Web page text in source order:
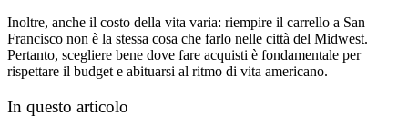
Inoltre, anche il costo della vita varia: riempire il carrello a San
Francisco non è la stessa cosa che farlo nelle città del Midwest.
Pertanto, scegliere bene dove fare acquisti è fondamentale per
rispettare il budget e abituarsi al ritmo di vita americano.
In questo articolo